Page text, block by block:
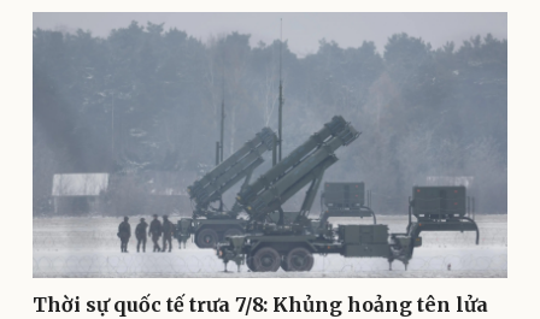
Vụ án
Vũ khí
Việt Nam
Thời sự quốc tế trưa 7/8: Khủng hoảng tên lửa